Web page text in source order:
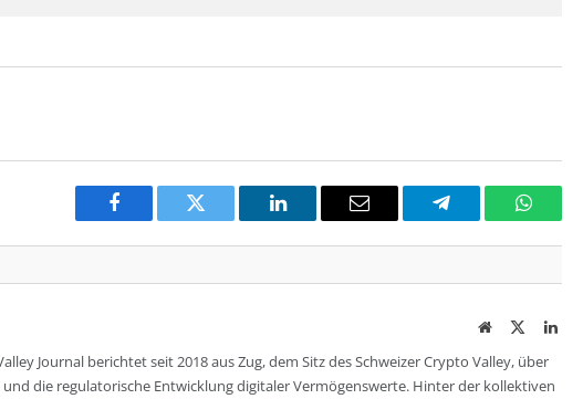
Facebook Twitter LinkedIn Email Telegram
WebsiteTwitter
Journal berichtet seit 2018 aus Zug, dem Sitz des Schweizer Crypto Valley, über
die regulatorische Entwicklung digitaler Vermögenswerte. Hinter der kollektiven